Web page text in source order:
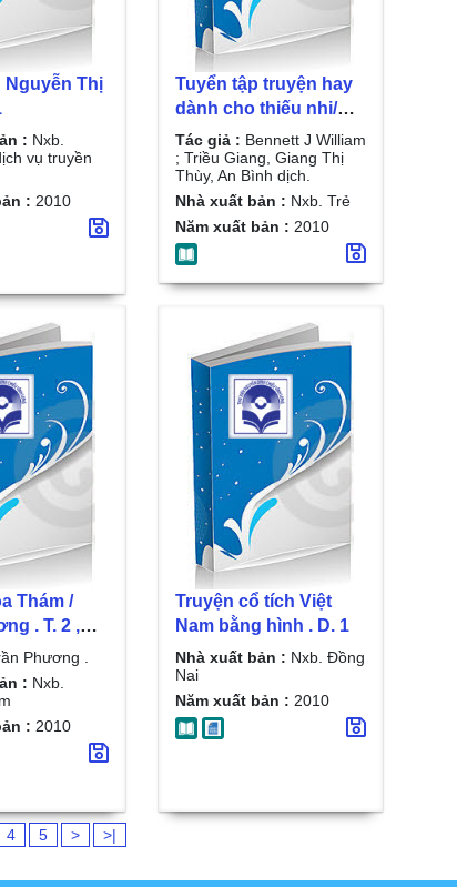
Thị
: Nxb.
vụ truyền
: 2010
Tuyển tập truyện hay
dành cho thiếu nhi/
Bennett J William ;
Triều Giang, Giang Thị
Thùy, An Bình dịch. T.
1
Tác giả : Bennett J William
; Triều Giang, Giang Thị
Thùy, An Bình dịch.
Nhà xuất bản : Nxb. Trẻ
Năm xuất bản : 2010
Thám /
chân
Phương .
: Nxb.
: 2010
Truyện cổ tích Việt
Nam bằng hình . D. 1
Nhà xuất bản : Nxb. Đồng
Nai
Năm xuất bản : 2010
4 5 > >|